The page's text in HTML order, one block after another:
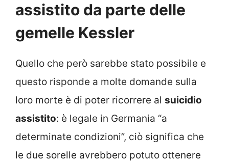
assistito da parte delle
gemelle Kessler
Quello che però sarebbe stato possibile e
questo risponde a molte domande sulla
loro morte è di poter ricorrere al suicidio
assistito: è legale in Germania “a
determinate condizioni”, ciò significa che
le due sorelle avrebbero potuto ottenere